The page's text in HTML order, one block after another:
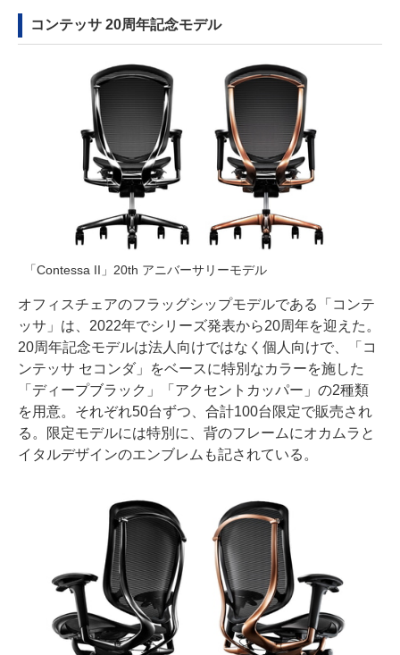
コンテッサ 20周年記念モデル
「Contessa II」20th アニバーサリーモデル
オフィスチェアのフラッグシップモデルである「コンテ
ッサ」は、2022年でシリーズ発表から20周年を迎えた。
20周年記念モデルは法人向けではなく個人向けで、「コ
ンテッサ セコンダ」をベースに特別なカラーを施した
「ディープブラック」「アクセントカッパー」の2種類
を用意。それぞれ50台ずつ、合計100台限定で販売され
る。限定モデルには特別に、背のフレームにオカムラと
イタルデザインのエンブレムも記されている。